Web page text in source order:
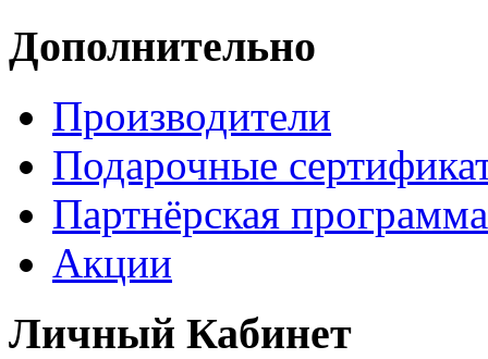
Дополнительно
Производители
Подарочные
Партнёрская программа
Акции
Личный Кабинет